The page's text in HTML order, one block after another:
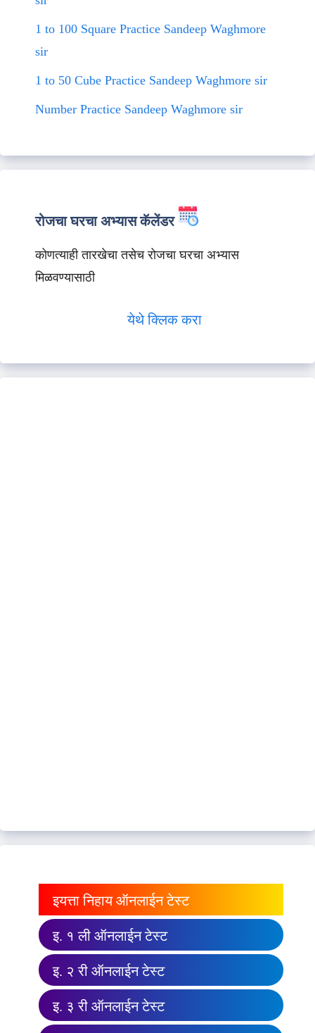
1 to 100 Square Practice Sandeep Waghmore
sir
1 to 50 Cube Practice Sandeep Waghmore sir
Number Practice Sandeep Waghmore sir
रोजचा घरचा अभ्यास कॅलेंडर
कोणत्याही तारखेचा तसेच रोजचा घरचा अभ्यास
मिळवण्यासाठी
येथे क्लिक करा
इयत्ता निहाय ऑनलाईन टेस्ट
इ. १ ली ऑनलाईन टेस्ट
इ. २ री ऑनलाईन टेस्ट
इ. ३ री ऑनलाईन टेस्ट